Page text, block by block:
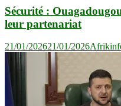
Sécurité :
leur partenariat
21/01/202621/01/2026